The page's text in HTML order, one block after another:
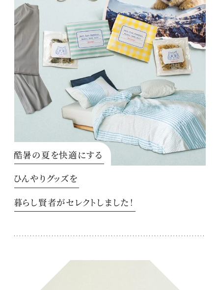
酷暑の夏を快適にする
ひんやりグッズを
暮らし賢者がセレクトしました！